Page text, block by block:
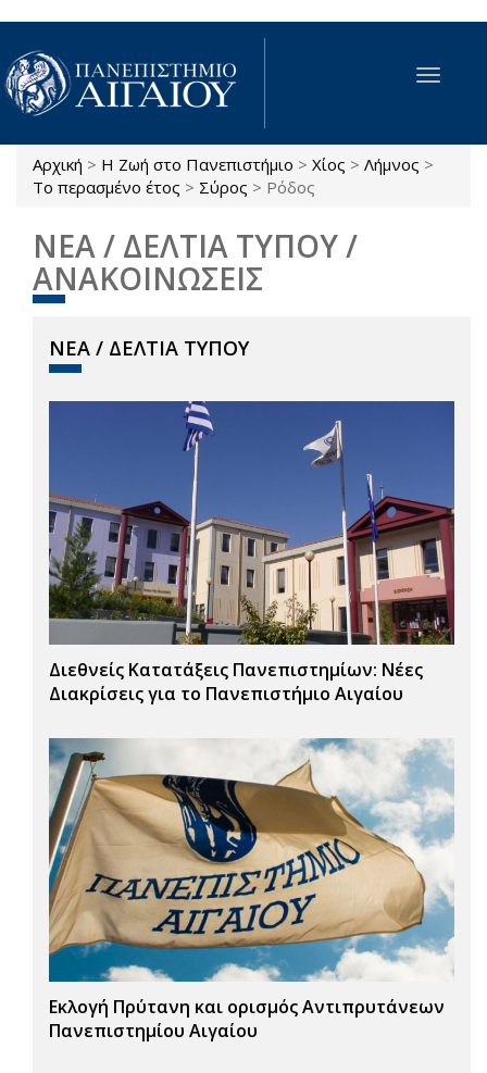
Παράκαμψη προς το κυρίως περιεχόμενο
Toggle
Είστε εδώ
Αρχική > Η Ζωή στο Πανεπιστήμιο > Χίος > Λήμνος >
Το περασμένο έτος > Σύρος > Ρόδος
ΝΕΑ / ΔΕΛΤΙΑ ΤΥΠΟΥ /
ΑΝΑΚΟΙΝΩΣΕΙΣ
ΝΕΑ / ΔΕΛΤΙΑ ΤΥΠΟΥ
Διεθνείς Κατατάξεις Πανεπιστημίων: Νέες
Διακρίσεις για το Πανεπιστήμιο Αιγαίου
Εκλογή Πρύτανη και ορισμός Αντιπρυτάνεων
Πανεπιστημίου Αιγαίου